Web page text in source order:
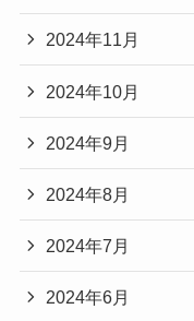
2024年11月
2024年10月
2024年9月
2024年8月
2024年7月
2024年6月